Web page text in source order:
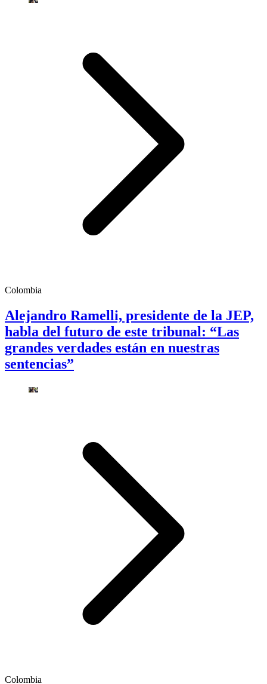
Colombia
Alejandro Ramelli, presidente de la JEP,
habla del futuro de este tribunal: “Las
grandes verdades están en nuestras
sentencias”
Colombia